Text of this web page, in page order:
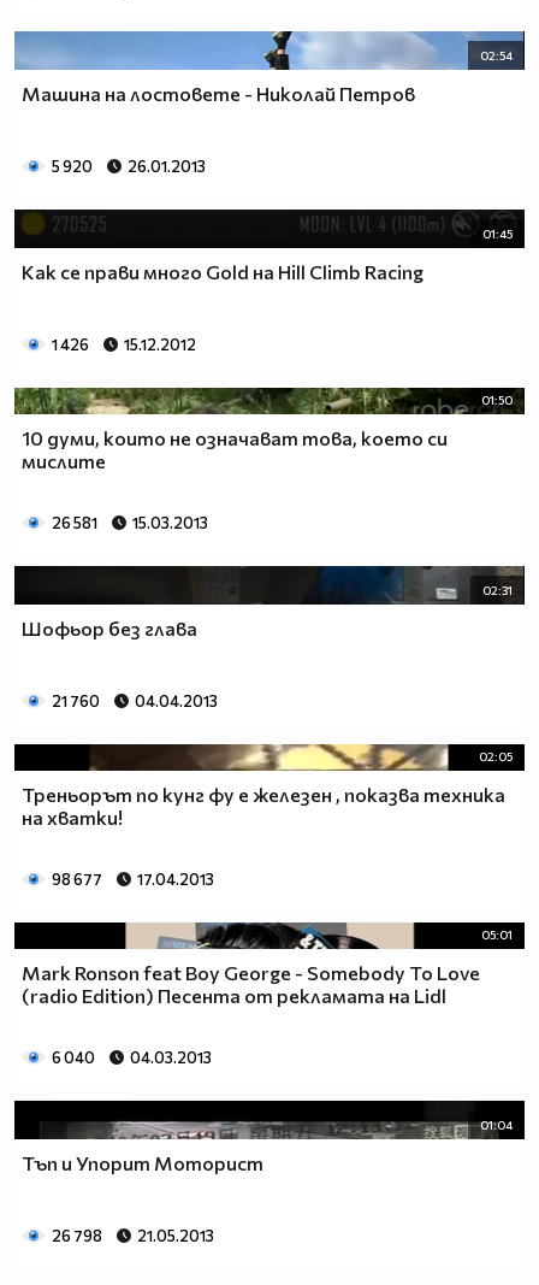
02:54
Машина на лостовете - Николай Петров
5 920 26.01.2013
01:45
Как се прави много Gold на Hill Climb Racing
1 426 15.12.2012
01:50
10 думи, които не означават това, което си
мислите
26 581 15.03.2013
02:31
Шофьор без глава
21 760 04.04.2013
02:05
Треньорът по кунг фу е железен , показва техника
на хватки!
98 677 17.04.2013
05:01
Mark Ronson feat Boy George - Somebody To Love
(radio Edition) Песента от рекламата на Lidl
6 040 04.03.2013
01:04
Тъп и Упорит Моторист
26 798 21.05.2013